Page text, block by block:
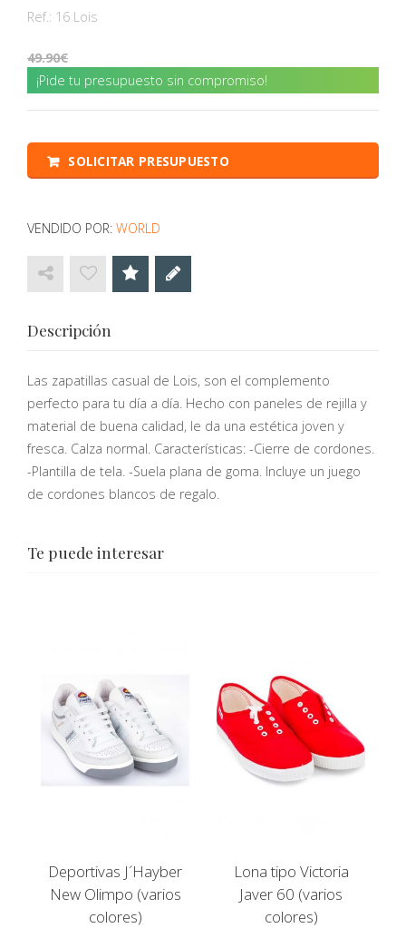
Ref.: 16 Lois
49.90
¡Pide tu presupuesto sin compromiso!
SOLICITAR PRESUPUESTO
VENDIDO POR: WORLD
Descripción
Las zapatillas casual de Lois, son el complemento
perfecto para tu día a día. Hecho con paneles de rejilla y
material de buena calidad, le da una estética joven y
fresca. Calza normal. Características: -Cierre de cordones.
-Plantilla de tela. -Suela plana de goma. Incluye un juego
de cordones blancos de regalo.
Te puede interesar
Deportivas J´Hayber
New Olimpo (varios
colores)
Lona tipo Victoria
Javer 60 (varios
colores)